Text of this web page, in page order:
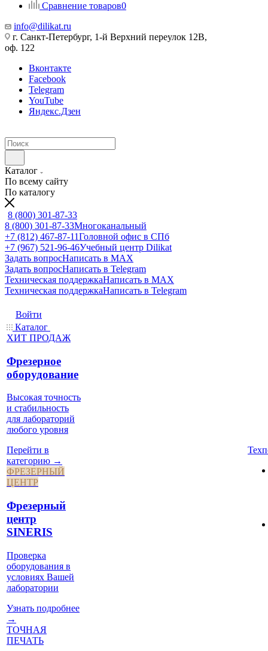
Сравнение товаров0
info@dilikat.ru
г. Санкт-Петербург, 1-й Верхний переулок 12В,
оф. 122
Вконтакте
Facebook
Telegram
YouTube
Яндекс.Дзен
Каталог
По всему сайту
По каталогу
8 (800) 301-87-33
8 (800) 301-87-33Многоканальный
+7 (812) 467-87-11Головной офис в СПб
+7 (967) 521-96-46Учебный центр Dilikat
Задать вопросНаписать в MAX
Задать вопросНаписать в Telegram
Техническая поддержкаНаписать в MAX
Техническая поддержкаНаписать в Telegram
Войти
Каталог
ХИТ ПРОДАЖ
Фрезерное
оборудование
Высокая точность
и стабильность
для лабораторий
любого уровня
Перейти в
категорию →
ФРЕЗЕРНЫЙ
ЦЕНТР
Фрезерный
центр
SINERIS
Проверка
оборудования в
условиях Вашей
лаборатории
Узнать подробнее
→
ТОЧНАЯ
ПЕЧАТЬ